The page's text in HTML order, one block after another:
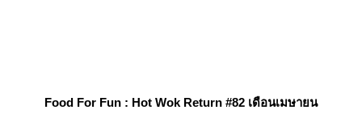
Food For Fun : Hot Wok Return #82 เดือนเมษายน